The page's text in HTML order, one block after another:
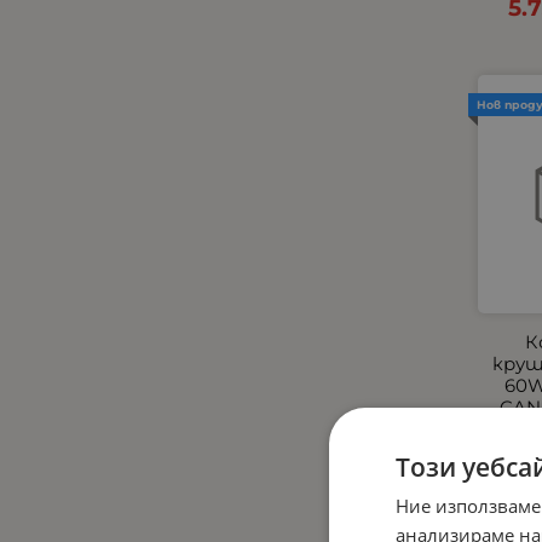
Нов
Подгряващи подложки
Покривала за автомобили
Този
Ние
анализираме